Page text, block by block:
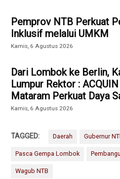
Pemprov NTB Perkuat
Inklusif melalui UMKM
Kamis, 6 Agustus 2026
Dari Lombok ke Berlin,
Lumpur Rektor :
Mataram Perkuat Daya
Kamis, 6 Agustus 2026
TAGGED: Daerah Gubernur
Pasca Gempa Lombok
Wagub NTB